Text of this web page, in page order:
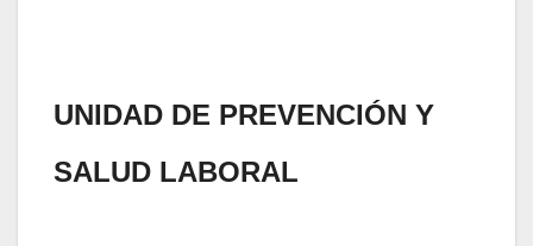
UNIDAD DE PREVENCIÓN Y
SALUD LABORAL